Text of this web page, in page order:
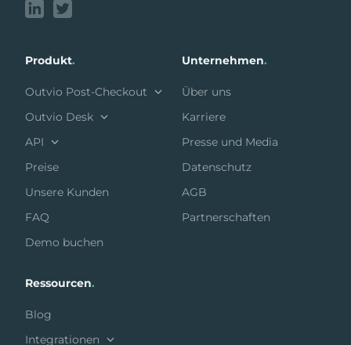
Produkt.
Outvio Post-Checkout
Outvio Desk
API
Preise
Unsere Kunden
FAQ
Demo buchen
Unternehmen.
Über uns
Karriere
Presse und Media
Datenschutz
AGB
Partnerschaften
Ressourcen.
Blog
Integrationen